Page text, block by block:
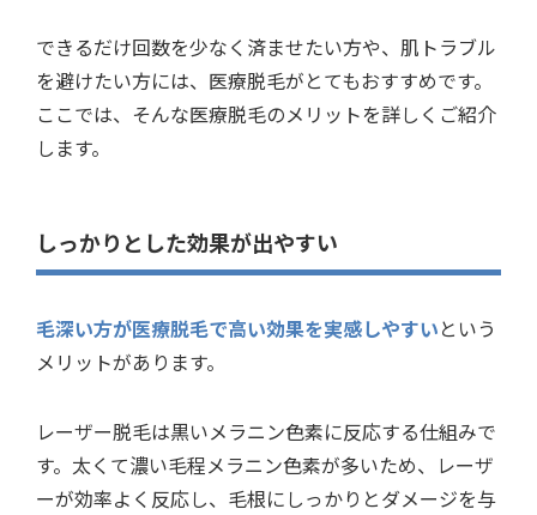
できるだけ回数を少なく済ませたい方や、肌トラブル
を避けたい方には、医療脱毛がとてもおすすめです。
ここでは、そんな医療脱毛のメリットを詳しくご紹介
します。
しっかりとした効果が出やすい
毛深い方が医療脱毛で高い効果を実感しやすいという
メリットがあります。
レーザー脱毛は黒いメラニン色素に反応する仕組みで
す。太くて濃い毛程メラニン色素が多いため、レーザ
ーが効率よく反応し、毛根にしっかりとダメージを与